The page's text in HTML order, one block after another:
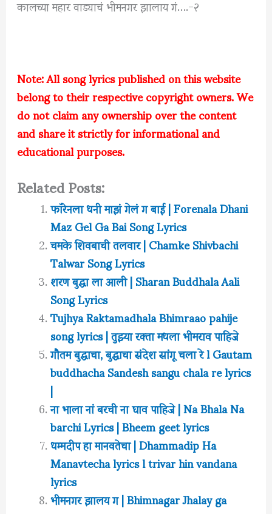
Note: All song lyrics published on this website
belong to their respective copyright owners. We
do not claim any ownership over the content
and share it strictly for informational and
educational purposes.
Related Posts:
फॉरेनला धनी माझं गेलं ग बाई | Forenala Dhani
Maz Gel Ga Bai Song Lyrics
चमके शिवबाची तलवार | Chamke Shivbachi
Talwar Song Lyrics
शरण बुद्धा ला आली | Sharan Buddhala Aali
Song Lyrics
Tujhya Raktamadhala Bhimraao pahije
song lyrics | तुझ्या रक्ता मधला भीमराव पाहिजे
गौतम बुद्धाचा, बुद्धाचा संदेश सांगू चला रे l Gautam
buddhacha Sandesh sangu chala re lyrics
|
ना भाला नां बरची ना घाव पाहिजे | Na Bhala Na
barchi Lyrics | Bheem geet lyrics
धम्मदीप हा मानवतेचा | Dhammadip Ha
Manavtecha lyrics l trivar hin vandana
lyrics
भीमनगर झालय ग | Bhimnagar Jhalay ga